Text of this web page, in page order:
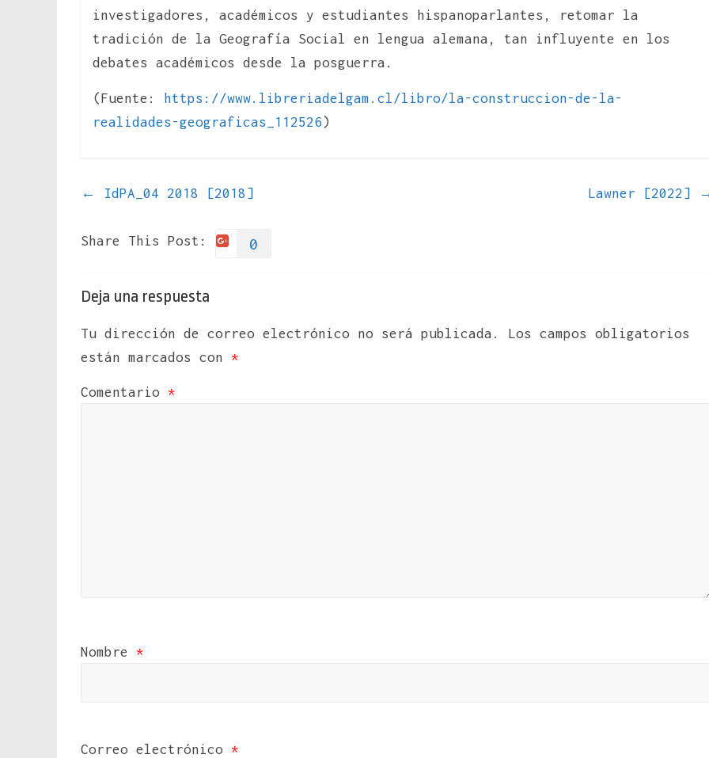
investigadores, académicos y estudiantes hispanoparlantes, retomar la
tradición de la Geografía Social en lengua alemana, tan influyente en los
debates académicos desde la posguerra.
(Fuente: https://www.libreriadelgam.cl/libro/la-construccion-de-la-
realidades-geograficas_112526)
← IdPA_04 2018 [2018] Lawner [2022]
Share This Post: 0
Deja una respuesta
Tu dirección de correo electrónico no será publicada.
Los campos obligatorios
están marcados con *
Comentario *
Nombre *
Correo electrónico *